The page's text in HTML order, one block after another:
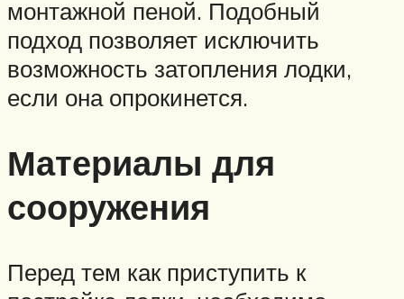
монтажной пеной. Подобный
подход позволяет исключить
возможность затопления лодки,
если она опрокинется.
Материалы для
сооружения
Перед тем как приступить к